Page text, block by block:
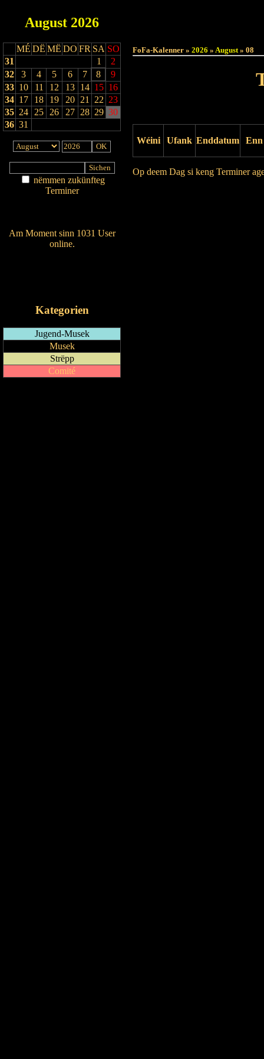
August 2026
MÉ DË MË DO FR SA SO
31
1
2
32
3 4 5 6 7 8
9
33 10 11 12 13 14 15 16
34 17 18 19 20 21 22 23
35 24 25 26 27 28 29 30
36 31
nëmmen zukünfteg
Terminer
Am Moment sinn 1031 User
online.
Kategorien
Jugend-Musek
Musek
Strëpp
Comité
FoFa-Kalenner » 2026 » August» 08
Wéini Ufank Enddatum Enn
Op deem Dag si keng Terminer